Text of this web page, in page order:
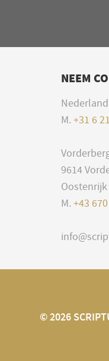
NEEM
Nederland
M. +31 6
9614
Oostenrijk
M. +43
© 2026